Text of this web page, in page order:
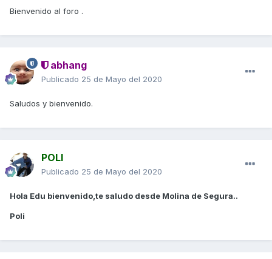
Bienvenido al foro .
abhang
Publicado 25 de Mayo del 2020
Saludos y bienvenido.
POLI
Publicado 25 de Mayo del 2020
Hola Edu bienvenido,te saludo desde Molina de Segura..
Poli